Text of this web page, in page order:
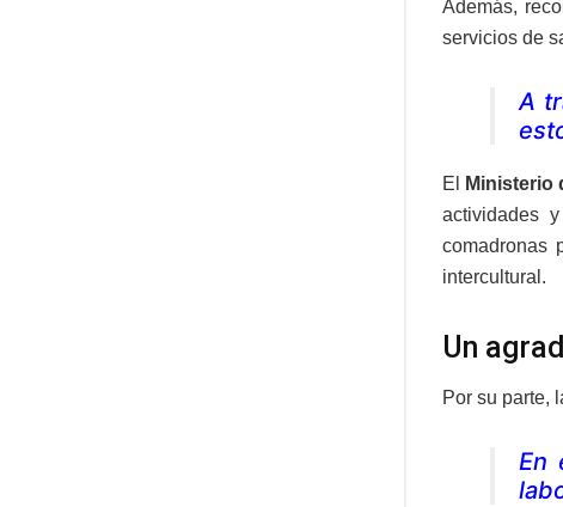
Además,
servicios de
A
El Ministerio
actividades
comadronas
intercultural.
Un
Por su parte,
En